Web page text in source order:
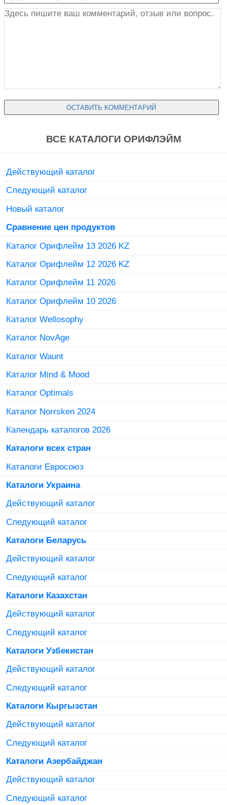
ВСЕ КАТАЛОГИ ОРИФЛЭЙМ
Действующий каталог
Следующий каталог
Новый каталог
Сравнение цен продуктов
Каталог Орифлейм 13 2026 KZ
Каталог Орифлейм 12 2026 KZ
Каталог Орифлейм 11 2026
Каталог Орифлейм 10 2026
Каталог Wellosophy
Каталог NovAge
Каталог Waunt
Каталог Mind & Mood
Каталог Optimals
Каталог Norrsken 2024
Календарь каталогов 2026
Каталоги всех стран
Каталоги Евросоюз
Каталоги Украина
Действующий каталог
Следующий каталог
Каталоги Беларусь
Действующий каталог
Следующий каталог
Каталоги Казахстан
Действующий каталог
Следующий каталог
Каталоги Узбекистан
Действующий каталог
Следующий каталог
Каталоги Кыргызстан
Действующий каталог
Следующий каталог
Каталоги Азербайджан
Действующий каталог
Следующий каталог